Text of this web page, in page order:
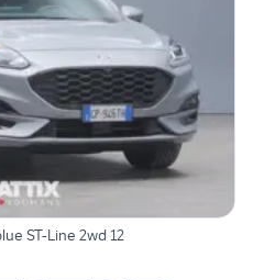
ST-Line 2wd 12